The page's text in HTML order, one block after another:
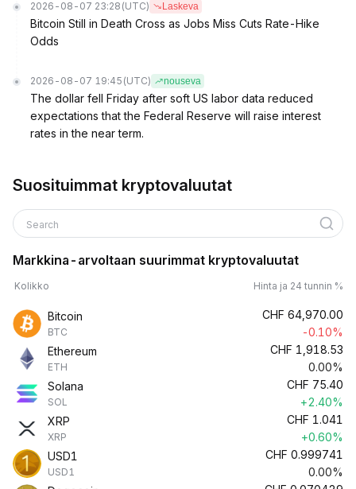
2026-08-07 23:28 (UTC) Laskeva
Bitcoin Still in Death Cross as Jobs Miss Cuts Rate-Hike
Odds
2026-08-07 19:45 (UTC) nouseva
The dollar fell Friday after soft US labor data reduced
expectations that the Federal Reserve will raise interest
rates in the near term.
Suosituimmat kryptovaluutat
Search
Markkina-arvoltaan suurimmat kryptovaluutat
Kolikko Hinta ja 24 tunnin %
Bitcoin
BTC
CHF 64,970.00
-0.10%
Ethereum
ETH
CHF 1,918.53
0.00%
Solana
SOL
CHF 75.40
+2.40%
XRP
XRP
CHF 1.041
+0.60%
USD1
USD1
CHF 0.999741
0.00%